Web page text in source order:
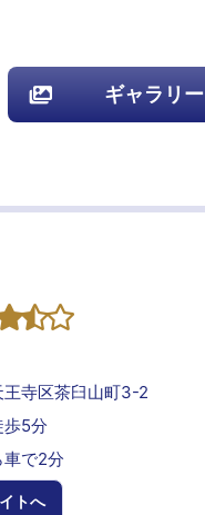
ギャラリー
王寺区茶臼山町3-2
歩5分
車で2分
トへ